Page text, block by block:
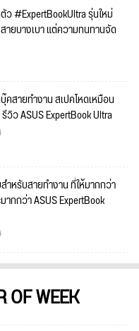
ว #ExpertBookUltra รุ่นใหม่
ายบางเบา แต่ความทนทานจัด
สายทำงาน สเปคโหดเหมือน
วิว ASUS ExpertBook Ultra
ำหรับสายทำงาน ที่ให้มากกว่า
ากกว่า ASUS ExpertBook
OF WEEK